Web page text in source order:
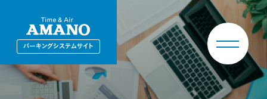
パーキングシステムサイト